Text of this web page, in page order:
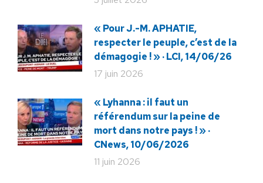
« Pour J.-M. APHATIE,
respecter le peuple, c’est de la
démagogie ! » · LCI, 14/06/26
17 juin 2026
« Lyhanna : il faut un
référendum sur la peine de
mort dans notre pays ! » ·
CNews, 10/06/2026
11 juin 2026